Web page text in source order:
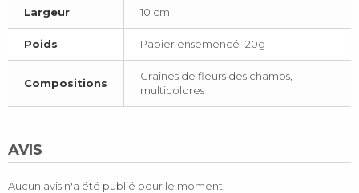
Largeur 10 cm
Poids Papier ensemencé 120g
Compositions
Graines de fleurs des champs,
multicolores
AVIS
Aucun avis n'a été publié pour le moment.